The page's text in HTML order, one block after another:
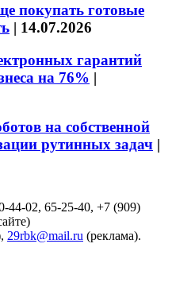
покупать готовые
| 14.07.2026
гарантий
на 76% |
на собственной
рутинных задач |
44-02, 65-25-40, +7 (909)
29rbk@mail.ru (реклама).